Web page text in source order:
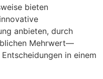
bieten
anbieten, durch
Mehrwert—
in einem